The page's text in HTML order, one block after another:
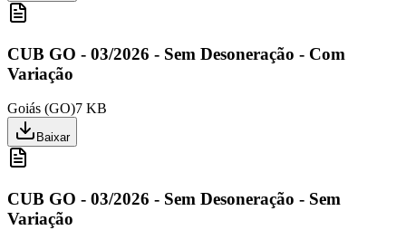
CUB GO - 03/2026 - Sem Desoneração - Com
Variação
Goiás (GO)7 KB
Baixar
CUB GO - 03/2026 - Sem Desoneração - Sem
Variação